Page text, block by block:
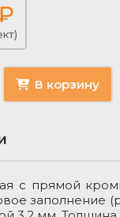
В корзину
с прямой
заполнение